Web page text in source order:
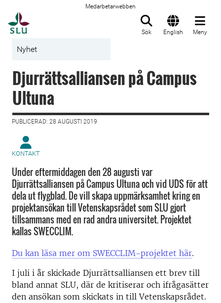
Medarbetarwebben
Sök English Meny
Nyhet
Djurrättsalliansen på Campus
Ultuna
PUBLICERAD: 28 AUGUSTI 2019
KONTAKT
Under eftermiddagen den 28 augusti var
Djurrättsalliansen på Campus Ultuna och vid UDS för att
dela ut flygblad. De vill skapa uppmärksamhet kring en
projektansökan till Vetenskapsrådet som SLU gjort
tillsammans med en rad andra universitet. Projektet
kallas SWECCLIM.
Du kan läsa mer om SWECCLIM-projektet här.
I juli i år skickade Djurrättsalliansen ett brev till
bland annat SLU, där de kritiserar och ifrågasätter
den ansökan som skickats in till Vetenskapsrådet.